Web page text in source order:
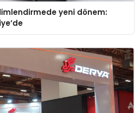
yeni dönem: